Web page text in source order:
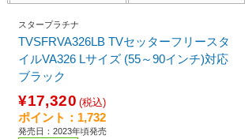
スタープラチナ
TVSFRVA326LB TVセッターフリースタ
イルVA326 Lサイズ (55～90インチ)対応
ブラック
¥17,320 (税込)
ポイント：1,732
発売日：2023年頃発売